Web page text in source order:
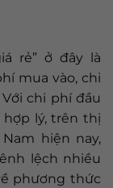
rẻ” ở đây là
mua vào, chi
chi phí đầu
lý, trên thị
hiện nay,
lệch nhiều
phương thức